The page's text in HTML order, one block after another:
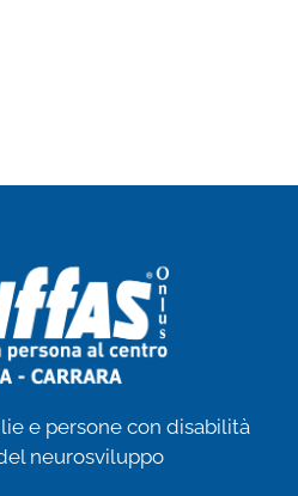
e persone con disabilità
neurosviluppo